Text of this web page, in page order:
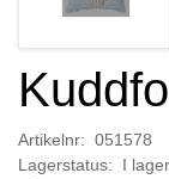
Artikelnr: 051578
Lagerstatus: I lager